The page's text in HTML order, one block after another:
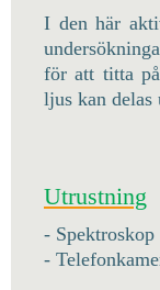
I den här
för att titta
ljus kan delas
Utrustning
- Spektroskop
-